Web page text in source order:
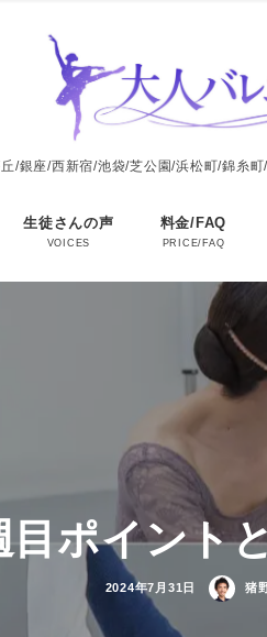
丘/銀座/西新宿/池袋/芝公園/浜松町/錦糸
生徒さんの声
VOICES
料金/FAQ
PRICE/FAQ
目ポイント
投
2024年7月31日
著
猪